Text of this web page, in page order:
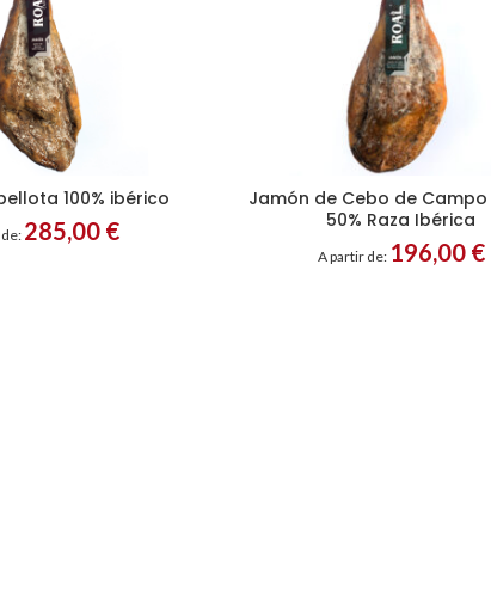
100% ibérico
285,00 €
Jamón de Cebo de
50% Raza Ibérica
A partir de: 196,00 €